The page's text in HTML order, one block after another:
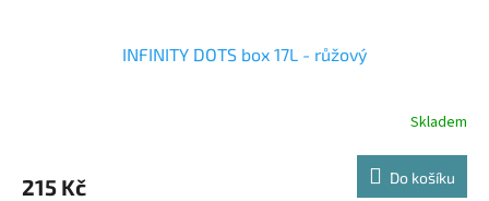
INFINITY DOTS box 17L - růžový
Skladem
215 Kč Do košíku